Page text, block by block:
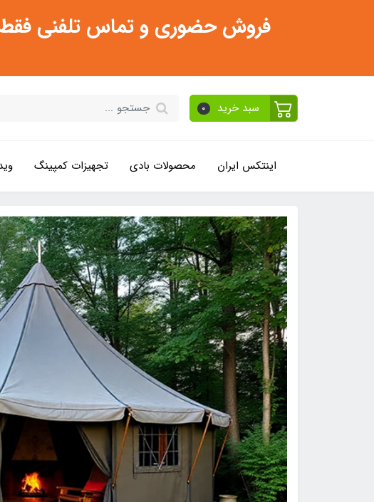
فروش حضوری و تماس تلفنی فقط از ساعت 11:30 صبح تا 2 عصر و 3 تا
سبد خرید 0
اینتکس ایران محصولات بادی تجهیزات کمپینگ